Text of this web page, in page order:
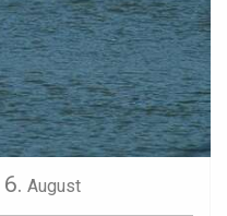
6. August